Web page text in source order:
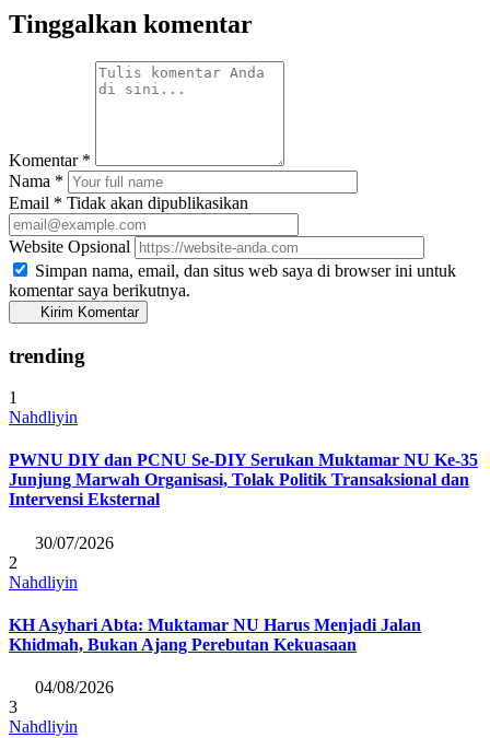
Tinggalkan komentar
Komentar *
Nama *
Email * Tidak akan dipublikasikan
Website Opsional
Simpan nama, email, dan situs web saya di browser ini untuk
komentar saya berikutnya.
Kirim Komentar
trending
1
Nahdliyin
PWNU DIY dan PCNU Se-DIY Serukan Muktamar NU Ke-35
Junjung Marwah Organisasi, Tolak Politik Transaksional dan
Intervensi Eksternal
30/07/2026
2
Nahdliyin
KH Asyhari Abta: Muktamar NU Harus Menjadi Jalan
Khidmah, Bukan Ajang Perebutan Kekuasaan
04/08/2026
3
Nahdliyin